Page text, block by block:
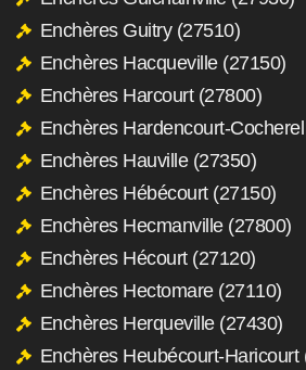
Enchères Guitry (27510)
Enchères Hacqueville (27150)
Enchères Harcourt (27800)
Enchères Hardencourt-
Enchères Hauville (27350)
Enchères Hébécourt (27150)
Enchères Hecmanville (27800)
Enchères Hécourt (27120)
Enchères Hectomare (27110)
Enchères Herqueville (27430)
Enchères Heubécourt-Haricourt